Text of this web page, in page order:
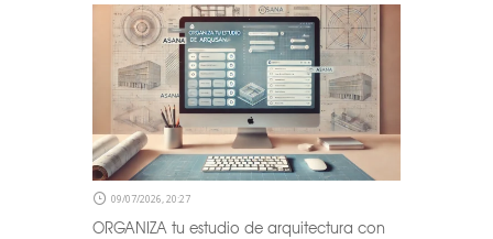
09/07/2026, 20:27
ORGANIZA tu estudio de arquitectura con